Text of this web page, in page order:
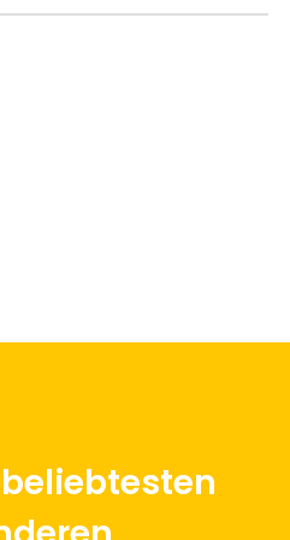
beliebtesten